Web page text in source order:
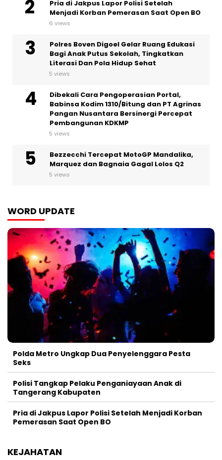
Pria di Jakpus Lapor Polisi Setelah
Menjadi Korban Pemerasan Saat Open BO
6 views
Polres Boven Digoel Gelar Ruang Edukasi
Bagi Anak Putus Sekolah, Tingkatkan
Literasi Dan Pola Hidup Sehat
5 views
Dibekali Cara Pengoperasian Portal,
Babinsa Kodim 1310/Bitung dan PT Agrinas
Pangan Nusantara Bersinergi Percepat
Pembangunan KDKMP
5 views
Bezzecchi Tercepat MotoGP Mandalika,
Marquez dan Bagnaia Gagal Lolos Q2
5 views
WORD UPDATE
Polda Metro Ungkap Dua Penyelenggara Pesta
Seks
Polisi Tangkap Pelaku Penganiayaan Anak di
Tangerang Kabupaten
Pria di Jakpus Lapor Polisi Setelah Menjadi Korban
Pemerasan Saat Open BO
KEJAHATAN